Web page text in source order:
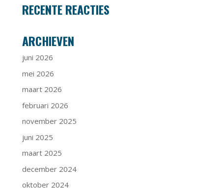
RECENTE REACTIES
ARCHIEVEN
juni 2026
mei 2026
maart 2026
februari 2026
november 2025
juni 2025
maart 2025
december 2024
oktober 2024